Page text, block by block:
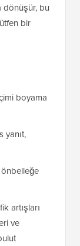
bu
bir
boyama
yanıt,
artışları
ve